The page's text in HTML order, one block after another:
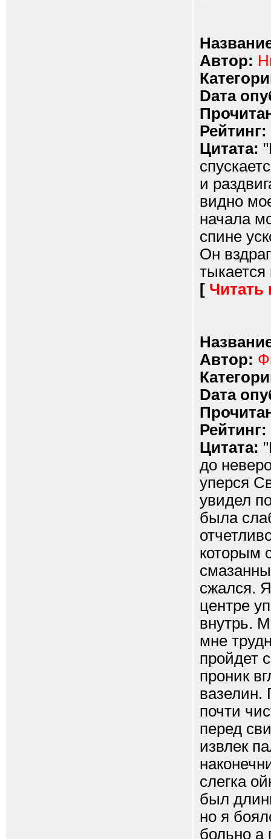
Автор:
Dата
Рейтинг:
Цитата:
и
видно
начала
спине
Он
[ Читать
Автор:
Dата
Рейтинг:
Цитата:
до
уперся
увидел
была
которым
сжался.
центре
внутрь.
мне
пройдет
проник
вазелин.
почти
перед
извлек
слегка
был
но я
больно а